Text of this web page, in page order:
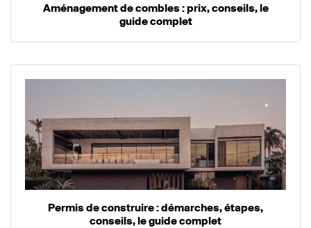
Aménagement de combles : prix, conseils, le
guide complet
Permis de construire : démarches, étapes,
conseils, le guide complet